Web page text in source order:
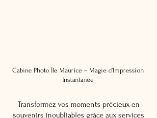
Cabine Photo Île Maurice – Magie d’Impression
Instantanée
Transformez vos moments précieux en
souvenirs inoubliables grâce aux services